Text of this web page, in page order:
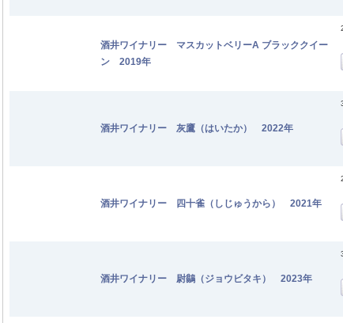
酒井ワイナリー マスカットベリーA ブラッククイー
ン 2019年
酒井ワイナリー 灰鷹（はいたか） 2022年
酒井ワイナリー 四十雀（しじゅうから） 2021年
酒井ワイナリー 尉鶲（ジョウビタキ） 2023年